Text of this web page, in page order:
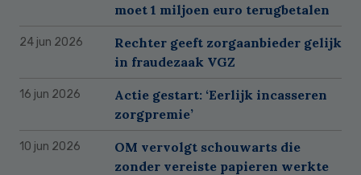
moet 1 miljoen euro terugbetalen
24 jun 2026
Rechter geeft zorgaanbieder gelijk
in fraudezaak VGZ
16 jun 2026
Actie gestart: ‘Eerlijk incasseren
zorgpremie’
10 jun 2026
OM vervolgt schouwarts die
zonder vereiste papieren werkte